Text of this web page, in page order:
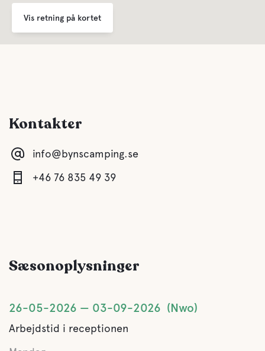
Bruser
Kæledyrsvenlig
Vis retning på kortet
Kontakter
info@bynscamping.se
+46 76 835 49 39
Sæsonoplysninger
26-05-2026 03-09-2026 Nwo
Arbejdstid i receptionen